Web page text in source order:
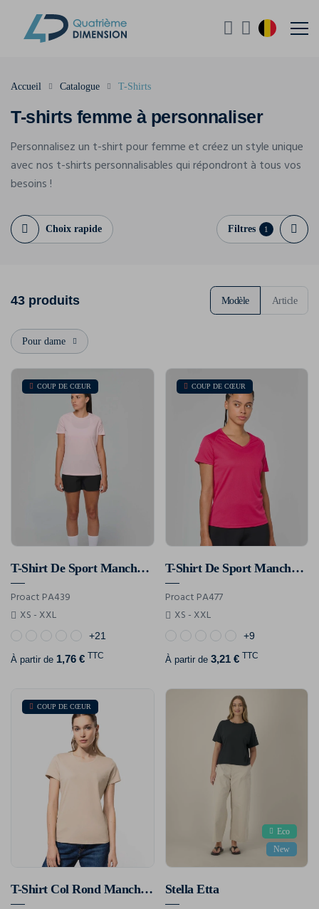
T-shirts femme à personnaliser
Accueil Catalogue T-Shirts
Personnalisez un t-shirt pour femme et créez un style unique
avec nos t-shirts personnalisables qui répondront à tous vos
besoins !
Choix rapide Filtres 1
43 produits
Pour dame
Modèle Article
COUP DE CŒUR
T-Shirt De Sport Manches Courtes Femme
Proact PA439
XS - XXL
+21
À partir de 1,76 € TTC
COUP DE CŒUR
T-Shirt De Sport Manches Courtes Col V Femme
Proact PA477
XS - XXL
+9
À partir de 3,21 € TTC
COUP DE CŒUR
T-Shirt Col Rond Manches Courtes Femme
Eco
New
Stella Etta